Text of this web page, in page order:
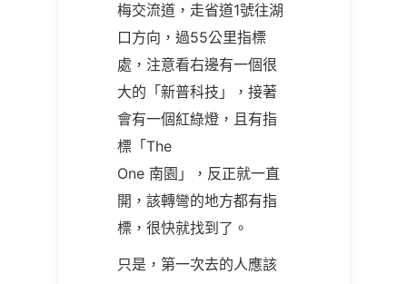
梅交流道，走省道1號往湖
口方向，過55公里指標
處，注意看右邊有一個很
大的「新普科技」，接著
會有一個紅綠燈，且有指
標「 The
One 南園」，反正就一直
開，該轉彎的地方都有指
標，很快就找到了。
只是，第一次去的人應該